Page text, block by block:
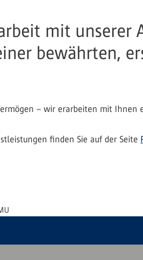
mit
bewährten,
– wir erarbeiten mit Ihnen
finden Sie auf der Seite